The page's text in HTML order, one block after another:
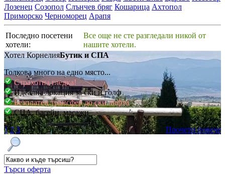
Лозенец Созопол Слънчев бряг Кошарица Ахтопол
Приморско Черноморец Арапя
Последно посетени
хотели:
Все още не сте разгледали никой от
нашите хотели.
Хотел КорнелияБутик и СПА
Толкова много на едно място...
Страхотна гледка!
Идеална локация за ски и голф
Безплатен трансфер до ски лифта
СПА, басейн, масажи
Прочети повече
1 2 3
Търси оферта